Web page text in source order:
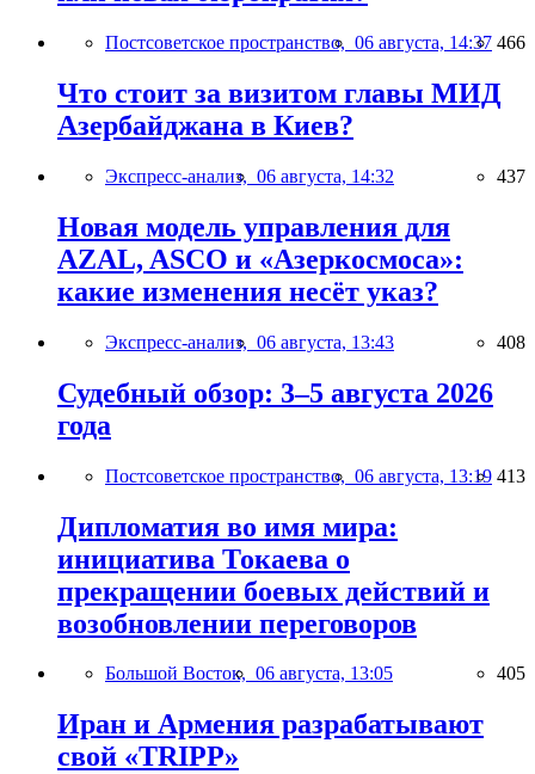
Постсоветское пространство, 06 августа, 14:37 466
Что стоит за визитом главы МИД
Азербайджана в Киев?
Экспресс-анализ, 06 августа, 14:32 437
Новая модель управления для
AZAL, ASCO и «Азеркосмоса»:
какие изменения несёт указ?
Экспресс-анализ, 06 августа, 13:43 408
Судебный обзор: 3–5 августа 2026
года
Постсоветское пространство, 06 августа, 13:19 413
Дипломатия во имя мира:
инициатива Токаева о
прекращении боевых действий и
возобновлении переговоров
Большой Восток, 06 августа, 13:05 405
Иран и Армения разрабатывают
свой «TRIPP»